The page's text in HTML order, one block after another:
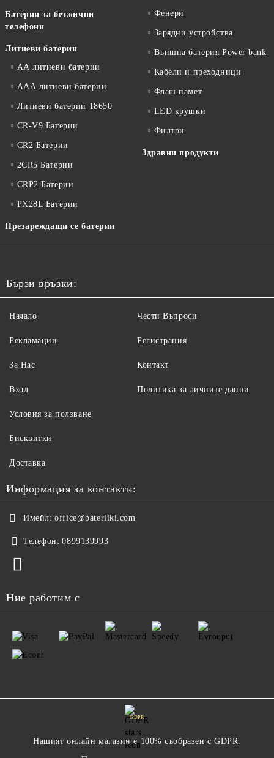
Батерии за безжични
телефони
Литиеви батерии
АА литиеви батерии
ААА литиеви батерии
Литиеви батерии 18650
CR-V9 Батерии
CR2 Батерии
2CR5 Батерии
CRP2 Батерии
PX28L Батерии
Презареждащи се батерии
Фенери
Зарядни устройства
Външна батерия Power bank
Кабели и преходници
Флаш памет
LED крушки
Филтри
Здравни продукти
Бързи връзки:
Начало
Рекламации
За Нас
Вход
Чести Въпроси
Регистрация
Контакт
Политика за личните данни
Условия за ползване
Бисквитки
Доставка
Информация за контакти:
Имейл: office@bateriiki.com
Телефон: 0899139993
Ние работим с
GDPR
Нашият онлайн магазин е 100% съобразен с GDPR.